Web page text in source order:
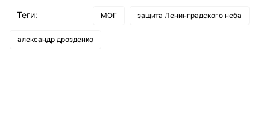
Теги: МОГ защита Ленинградского неба
александр дрозденко